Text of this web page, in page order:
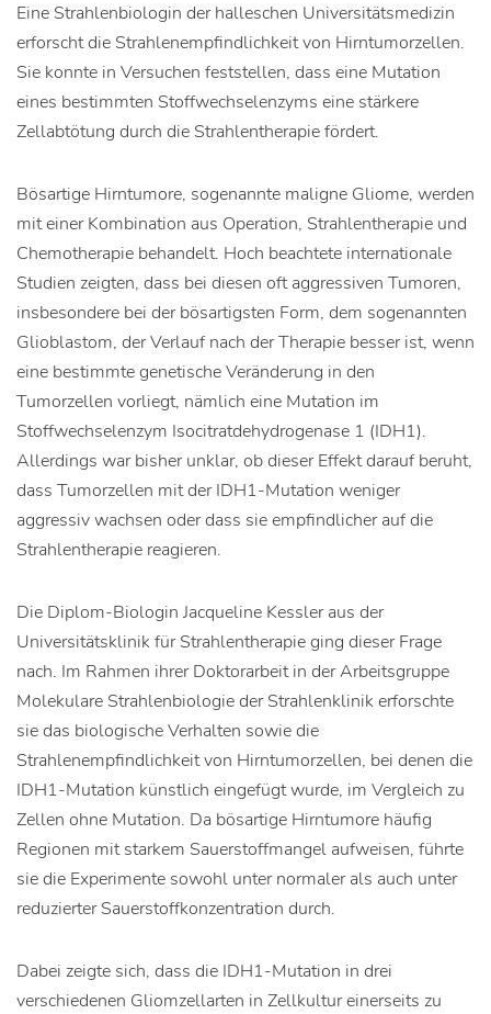
Eine Strahlenbiologin der halleschen Universitätsmedizin
erforscht die Strahlenempfindlichkeit von Hirntumorzellen.
Sie konnte in Versuchen feststellen, dass eine Mutation
eines bestimmten Stoffwechselenzyms eine stärkere
Zellabtötung durch die Strahlentherapie fördert.
Bösartige Hirntumore, sogenannte maligne Gliome, werden
mit einer Kombination aus Operation, Strahlentherapie und
Chemotherapie behandelt. Hoch beachtete internationale
Studien zeigten, dass bei diesen oft aggressiven Tumoren,
insbesondere bei der bösartigsten Form, dem sogenannten
Glioblastom, der Verlauf nach der Therapie besser ist, wenn
eine bestimmte genetische Veränderung in den
Tumorzellen vorliegt, nämlich eine Mutation im
Stoffwechselenzym Isocitratdehydrogenase 1 (IDH1).
Allerdings war bisher unklar, ob dieser Effekt darauf beruht,
dass Tumorzellen mit der IDH1-Mutation weniger
aggressiv wachsen oder dass sie empfindlicher auf die
Strahlentherapie reagieren.
Die Diplom-Biologin Jacqueline Kessler aus der
Universitätsklinik für Strahlentherapie ging dieser Frage
nach. Im Rahmen ihrer Doktorarbeit in der Arbeitsgruppe
Molekulare Strahlenbiologie der Strahlenklinik erforschte
sie das biologische Verhalten sowie die
Strahlenempfindlichkeit von Hirntumorzellen, bei denen die
IDH1-Mutation künstlich eingefügt wurde, im Vergleich zu
Zellen ohne Mutation. Da bösartige Hirntumore häufig
Regionen mit starkem Sauerstoffmangel aufweisen, führte
sie die Experimente sowohl unter normaler als auch unter
reduzierter Sauerstoffkonzentration durch.
Dabei zeigte sich, dass die IDH1-Mutation in drei
verschiedenen Gliomzellarten in Zellkultur einerseits zu